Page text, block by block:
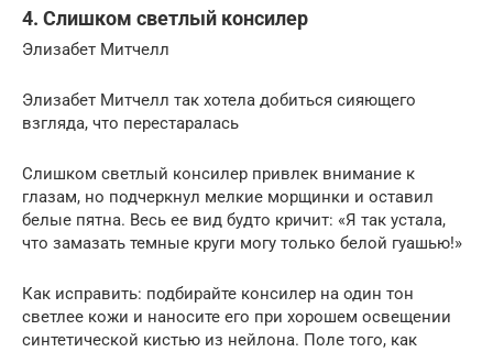
4. Слишком светлый консилер
Элизабет Митчелл
Элизабет Митчелл так хотела добиться сияющего
взгляда, что перестаралась
Слишком светлый консилер привлек внимание к
глазам, но подчеркнул мелкие морщинки и оставил
белые пятна. Весь ее вид будто кричит: «Я так устала,
что замазать темные круги могу только белой гуашью!»
Как исправить: подбирайте консилер на один тон
светлее кожи и наносите его при хорошем освещении
синтетической кистью из нейлона. Поле того, как